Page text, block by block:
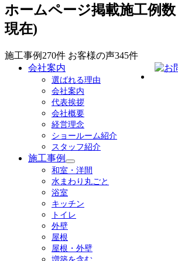
ホームページ掲載施工例数
現在)
施工事例 270件 お客様の声345件
会社案内
選ばれる理由
会社案内
代表挨拶
会社概要
経営理念
ショールーム紹介
スタッフ紹介
施工事例
サ
ブ
メ
ュ
ー
開
和室・洋間
水まわり丸ごと
浴室
キッチン
トイレ
外壁
屋根
屋根・外壁